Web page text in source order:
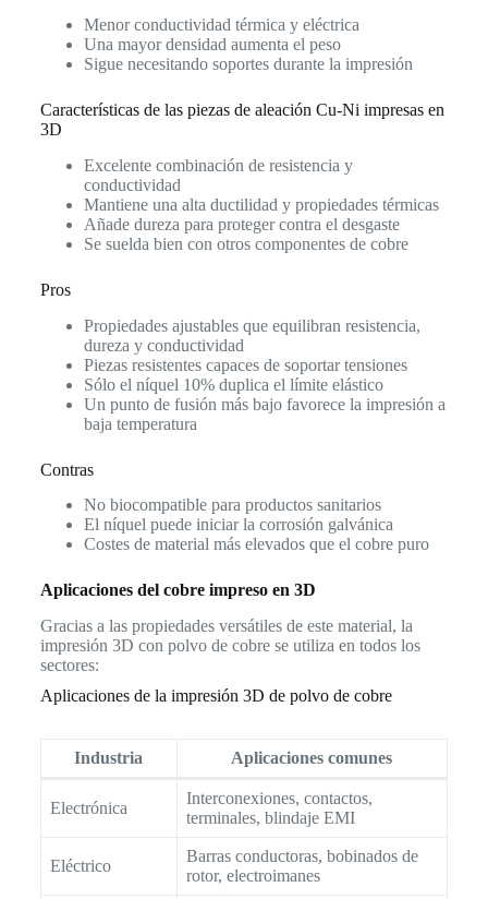
Menor conductividad térmica y eléctrica
Una mayor densidad aumenta el peso
Sigue necesitando soportes durante la impresión
Características de las piezas de aleación Cu-Ni impresas en
3D
Excelente combinación de resistencia y
conductividad
Mantiene una alta ductilidad y propiedades térmicas
Añade dureza para proteger contra el desgaste
Se suelda bien con otros componentes de cobre
Pros
Propiedades ajustables que equilibran resistencia,
dureza y conductividad
Piezas resistentes capaces de soportar tensiones
Sólo el níquel 10% duplica el límite elástico
Un punto de fusión más bajo favorece la impresión a
baja temperatura
Contras
No biocompatible para productos sanitarios
El níquel puede iniciar la corrosión galvánica
Costes de material más elevados que el cobre puro
Aplicaciones del cobre impreso en 3D
Gracias a las propiedades versátiles de este material, la
impresión 3D con polvo de cobre se utiliza en todos los
sectores:
Aplicaciones de la impresión 3D de polvo de cobre
Industria Aplicaciones comunes
Electrónica
Interconexiones, contactos,
terminales, blindaje EMI
Eléctrico
Barras conductoras, bobinados de
rotor, electroimanes